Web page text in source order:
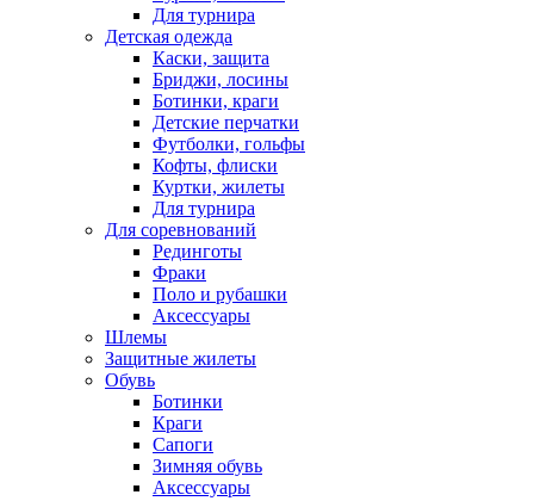
Для турнира
Детская одежда
Каски, защита
Бриджи, лосины
Ботинки, краги
Детские перчатки
Футболки, гольфы
Кофты, флиски
Куртки, жилеты
Для турнира
Для соревнований
Рединготы
Фраки
Поло и рубашки
Аксессуары
Шлемы
Защитные жилеты
Обувь
Ботинки
Краги
Сапоги
Зимняя обувь
Аксессуары